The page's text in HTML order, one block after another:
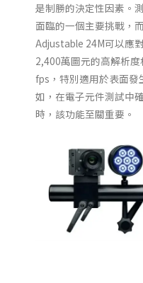
是制勝的決定性因素。
面臨的一個主要挑戰，
Adjustable 24M可以應
2,400萬圖元的高解析
fps，特別適用於表面發
如，在電子元件測試中
時，該功能至關重要。